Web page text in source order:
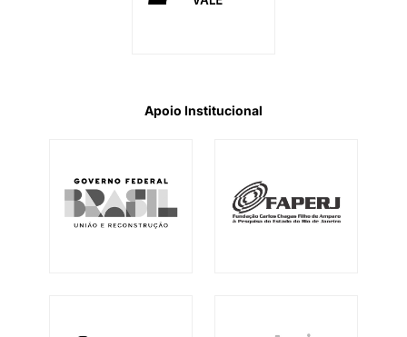
Apoio Institucional